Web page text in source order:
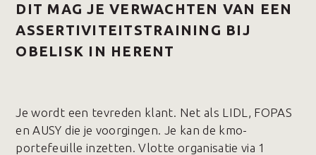
DIT MAG JE VERWACHTEN VAN EEN
ASSERTIVITEITSTRAINING BIJ
OBELISK IN HERENT
Je wordt een tevreden klant. Net als LIDL, FOPAS
en AUSY die je voorgingen. Je kan de kmo-
portefeuille inzetten. Vlotte organisatie via 1